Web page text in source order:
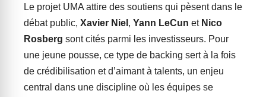
Le projet UMA attire des soutiens qui pèsent dans le
débat public, Xavier Niel , Yann LeCun et Nico
Rosberg sont cités parmi les investisseurs. Pour
une jeune pousse, ce type de backing sert à la fois
de crédibilisation et d’aimant à talents, un enjeu
central dans une discipline où les équipes se